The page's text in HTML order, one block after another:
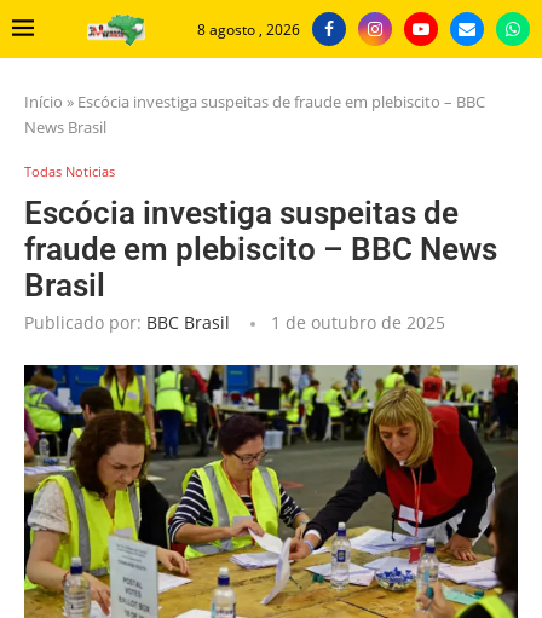
8 agosto , 2026
Início » Escócia investiga suspeitas de fraude em plebiscito – BBC
News Brasil
Todas Noticias
Escócia investiga suspeitas de
fraude em plebiscito – BBC News
Brasil
Publicado por: BBC Brasil 1 de outubro de 2025